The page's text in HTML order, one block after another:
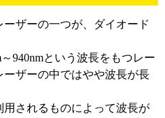
ザーの一つが、ダイオード
940nmという波長をもつレー
ザーの中ではやや波長が長
されるものによって波長が